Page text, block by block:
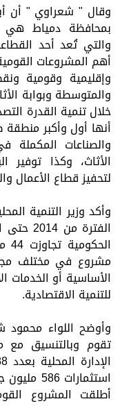
وقال " شعراوي " أن
بمحافظة دمياط هي
والتي تُعد أحد
أهم المشروعات
وإقليمية وقومية
والمتوسطة وبوابة
خلال تنمية القدرة
أنها أول وأكبر
والصناعات
الأثاث، وكذا توفير
لتحفيز قطاع الأعمال
وأكد وزير التنمية
مشروع في مختلف
الأساسية أو الخدمات
للتنمية الاقتصادية.
وأوضح اللواء محمود
تقوم وبالتنسيق مع
أطلقت المشروع